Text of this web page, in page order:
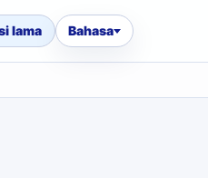
lama Bahasa